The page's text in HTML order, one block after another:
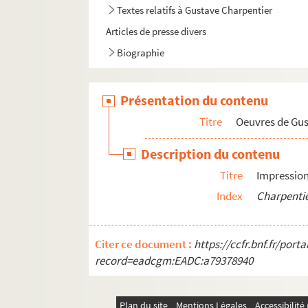
Textes relatifs à Gustave Charpentier
Articles de presse divers
Biographie
Présentation du contenu
Titre Oeuvres de
Description du contenu
Titre
Index
Citer ce document : https://ccfr.bnf.fr/
record=eadcgm:EADC:a79378940
Plan du site Mentions Légales